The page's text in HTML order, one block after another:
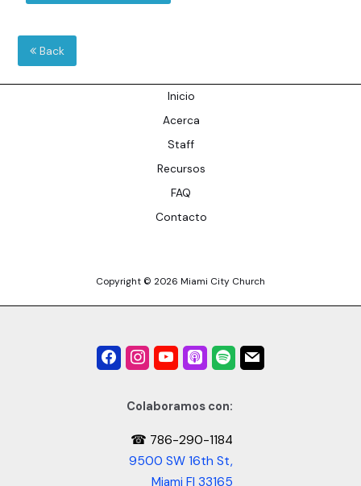
Back
Inicio
Acerca
Staff
Recursos
FAQ
Contacto
Copyright © 2026 Miami City Church
Colaboramos con:
☎ 786-290-1184
9500 SW 16th St,
Miami Fl 33165